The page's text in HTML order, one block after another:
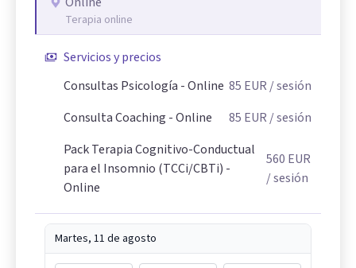
Terapia online
Servicios y precios
Consultas Psicología - Online 85 EUR / sesión
Consulta Coaching - Online
85 EUR / sesión
Pack Terapia Cognitivo-Conductual
para el Insomnio (TCCi/CBTi) -
Online
560 EUR
/ sesión
Martes, 11 de agosto